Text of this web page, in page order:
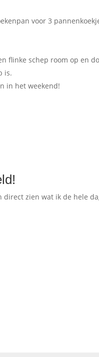
voor 3
flinke schep room op en
is.
in het weekend!
direct zien wat ik de hele